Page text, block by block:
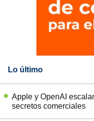
Lo último
Apple y OpenAI
secretos comerciales